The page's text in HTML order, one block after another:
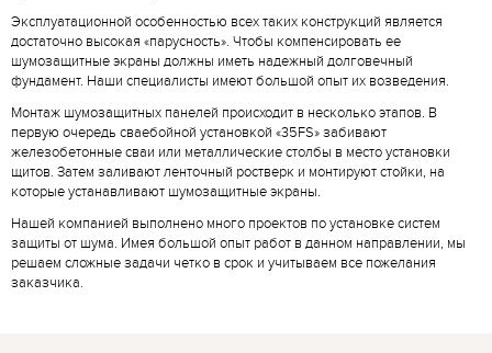
Эксплуатационной особенностью всех таких конструкций является
достаточно высокая «парусность». Чтобы компенсировать ее
шумозащитные экраны должны иметь надежный долговечный
фундамент. Наши специалисты имеют большой опыт их возведения.
Монтаж шумозащитных панелей происходит в несколько этапов. В
первую очередь сваебойной установкой «35FS» забивают
железобетонные сваи или металлические столбы в место установки
щитов. Затем заливают ленточный ростверк и монтируют стойки, на
которые устанавливают шумозащитные экраны.
Нашей компанией выполнено много проектов по установке систем
защиты от шума. Имея большой опыт работ в данном направлении, мы
решаем сложные задачи четко в срок и учитываем все пожелания
заказчика.